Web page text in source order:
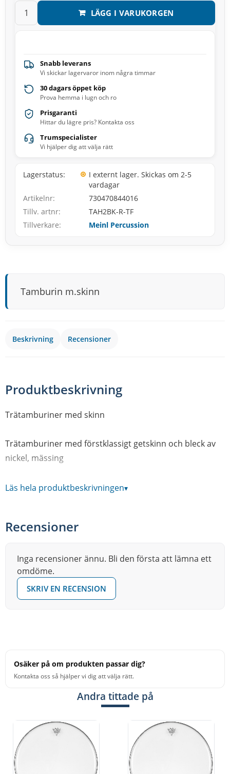
LÄGG I VARUKORGEN
Snabb leverans
Vi skickar lagervaror inom några timmar
30 dagars öppet köp
Prova hemma i lugn och ro
Prisgaranti
Hittar du lägre pris? Kontakta oss
Trumspecialister
Vi hjälper dig att välja rätt
Lagerstatus
I externt lager. Skickas om 2-5
vardagar
Artikelnr
730470844016
Tillv. artnr
TAH2BK-R-TF
Tillverkare
Meinl Percussion
Tamburin m.skinn
Beskrivning Recensioner
Produktbeskrivning
Trätamburiner med skinn
Trätamburiner med förstklassigt getskinn och bleck av
nickel, mässing
eller rostfritt stål. Två varianter, enkelradiga eller
Trätamburiner med förstklassigt getskinn och bleck av
eller rostfritt stål. Två varianter, enkelradiga eller
dubbelradigaTrätamburiner med skinn
eller rostfritt stål. Två varianter, enkelradiga eller
dubbelradigaTrätamburiner med skinn
Trätamburiner med förstklassigt getskinn och bleck av
eller rostfritt stål. Två varianter, enkelradiga eller
dubbelradigaTrätamburiner med skinn
Läs hela produktbeskrivningen▾
Recensioner
Inga recensioner ännu. Bli den första att lämna ett
omdöme.
SKRIV EN RECENSION
Osäker på om produkten passar dig?
Kontakta oss så hjälper vi dig att välja rätt.
Andra tittade på